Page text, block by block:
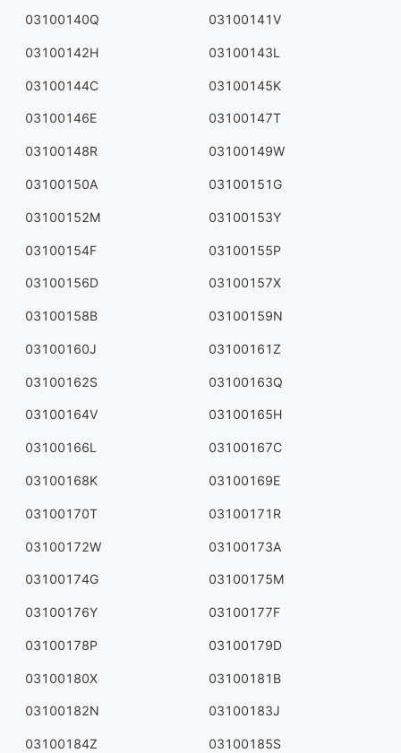
03100140Q 03100141V
03100142H 03100143L
03100144C 03100145K
03100146E 03100147T
03100148R 03100149W
03100150A 03100151G
03100152M 03100153Y
03100154F 03100155P
03100156D 03100157X
03100158B 03100159N
03100160J 03100161Z
03100162S 03100163Q
03100164V 03100165H
03100166L 03100167C
03100168K 03100169E
03100170T 03100171R
03100172W 03100173A
03100174G 03100175M
03100176Y 03100177F
03100178P 03100179D
03100180X 03100181B
03100182N 03100183J
03100184Z 03100185S